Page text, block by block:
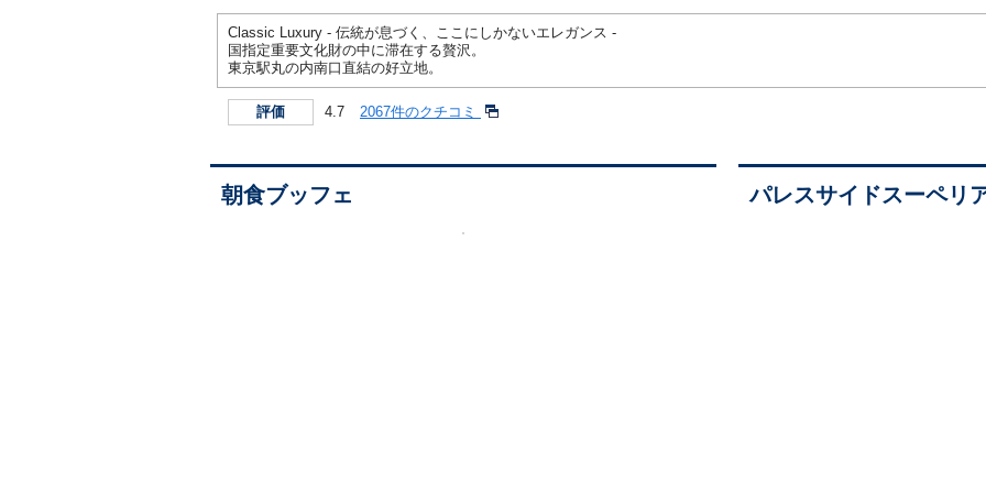
Classic Luxury - 伝統が息づく、ここにしかないエレガンス -
国指定重要文化財の中に滞在する贅沢。
東京駅丸の内南口直結の好立地。
評価 4.7 2067件のクチコミ
朝食ブッフェ パレスサイドスーペリ